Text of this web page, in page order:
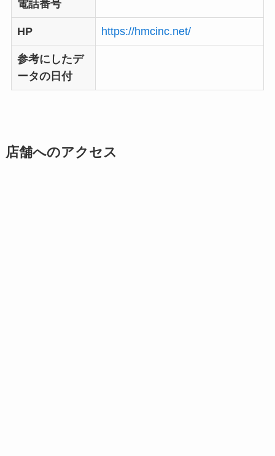
電話番号
HP https://hmcinc.net/
参考にしたデ
ータの日付
店舗へのアクセス